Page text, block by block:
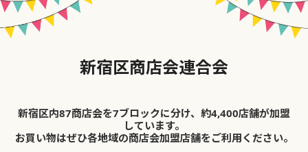
新宿区商店会連合会
新宿区内87商店会を7ブロックに分け、約4,400店舗が加盟
しています。
お買い物はぜひ各地域の商店会加盟店舗をご利用ください。